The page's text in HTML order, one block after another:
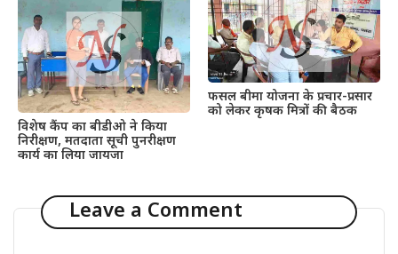
विशेष कैंप का बीडीओ ने किया
निरीक्षण, मतदाता सूची पुनरीक्षण
कार्य का लिया जायजा
फसल बीमा योजना के प्रचार-प्रसार
को लेकर कृषक मित्रों की बैठक
Leave a Comment